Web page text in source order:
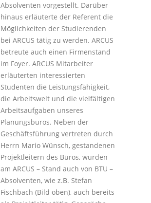
Absolventen vorgestellt. Darüber
hinaus erläuterte der Referent die
Möglichkeiten der Studierenden
bei ARCUS tätig zu werden. ARCUS
betreute auch einen Firmenstand
im Foyer. ARCUS Mitarbeiter
erläuterten interessierten
Studenten die Leistungsfähigkeit,
die Arbeitswelt und die vielfältigen
Arbeitsaufgaben unseres
Planungsbüros. Neben der
Geschäftsführung vertreten durch
Herrn Mario Wünsch, gestandenen
Projektleitern des Büros, wurden
am ARCUS – Stand auch von BTU –
Absolventen, wie z.B. Stefan
Fischbach (Bild oben), auch bereits